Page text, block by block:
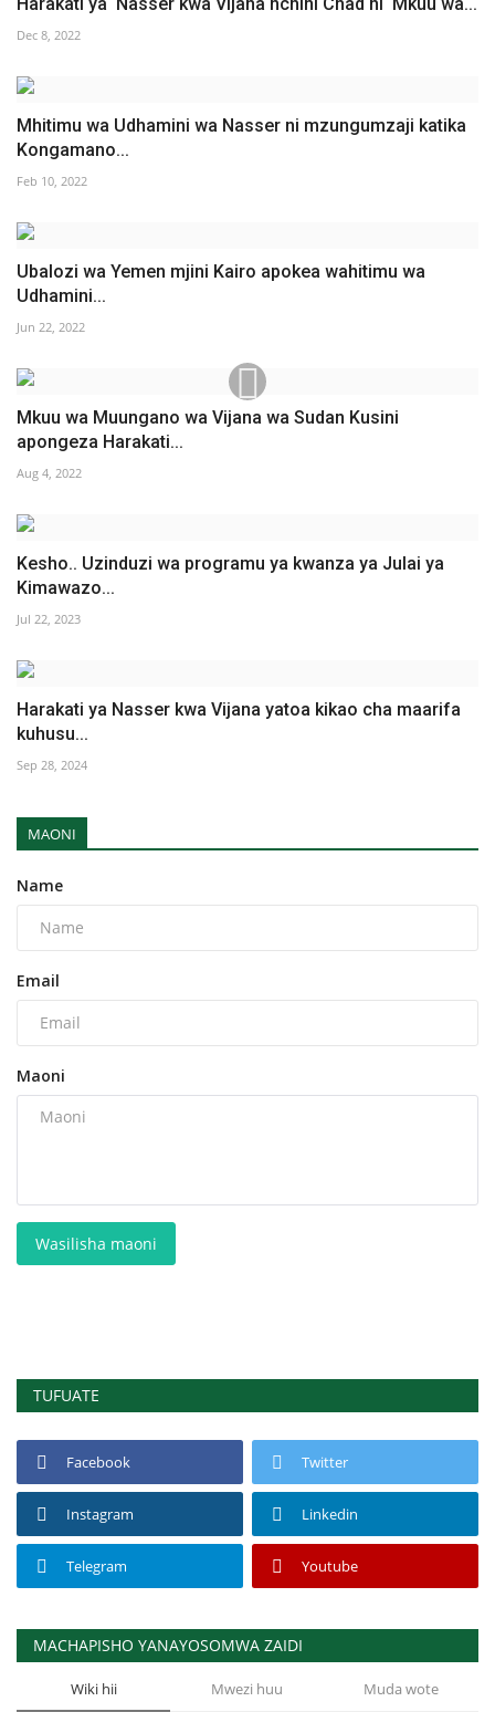
Dec 8, 2022
Mhitimu wa Udhamini wa Nasser ni mzungumzaji katika
Kongamano...
Feb 10, 2022
Ubalozi wa Yemen mjini Kairo apokea wahitimu wa
Udhamini...
Jun 22, 2022
Mkuu wa Muungano wa Vijana wa Sudan Kusini
apongeza Harakati...
Aug 4, 2022
Kesho.. Uzinduzi wa programu ya kwanza ya Julai ya
Kimawazo...
Jul 22, 2023
Harakati ya Nasser kwa Vijana yatoa kikao cha maarifa
kuhusu...
Sep 28, 2024
MAONI
Name
Email
Maoni
Wasilisha maoni
TUFUATE
Facebook Twitter
Instagram Linkedin
Telegram Youtube
MACHAPISHO YANAYOSOMWA ZAIDI
Wiki hii Mwezi huu Muda wote